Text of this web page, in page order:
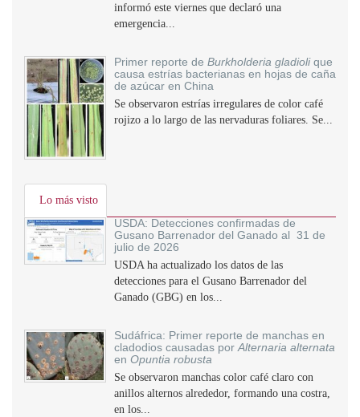
informó este viernes que declaró una
emergencia...
Primer reporte de Burkholderia gladiolique
causa estrías bacterianas en hojas de caña
de azúcar en China
Se observaron estrías irregulares de color café
rojizo a lo largo de las nervaduras foliares. Se...
Lo más visto
USDA: Detecciones confirmadas de
Gusano Barrenador del Ganado al 31 de
julio de 2026
USDA ha actualizado los datos de las
detecciones para el Gusano Barrenador del
Ganado (GBG) en los...
Sudáfrica: Primer reporte de manchas en
cladodios causadas porAlternaria alternata
en Opuntia robusta
Se observaron manchas color café claro con
anillos alternos alrededor, formando una costra,
en los...